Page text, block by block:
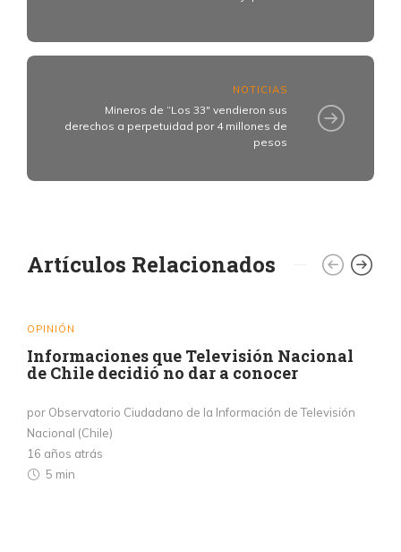
NOTICIAS
Mineros de “Los 33″ vendieron sus
derechos a perpetuidad por 4 millones de
pesos
Artículos Relacionados
OPINIÓN
Informaciones que Televisión Nacional
de Chile decidió no dar a conocer
por Observatorio Ciudadano de la Información de Televisión
Nacional (Chile)
16 años atrás
5 min